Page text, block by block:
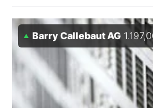
Barry Callebaut AG